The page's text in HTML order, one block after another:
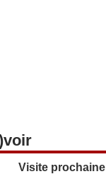
Visite prochaine